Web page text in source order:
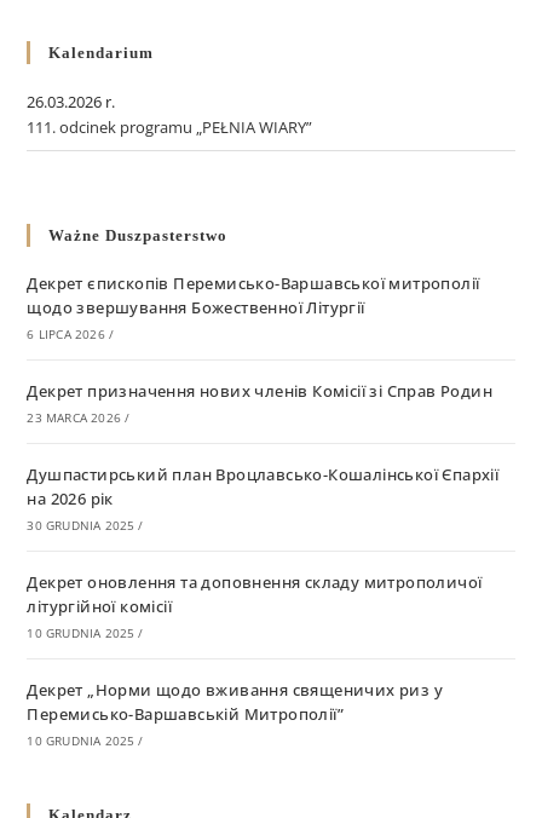
Kalendarium
26.03.2026 r.
111. odcinek programu „PEŁNIA WIARY”
Ważne Duszpasterstwo
Декрет єпископів Перемисько-Варшавської митрополії
щодо звершування Божественної Літургії
6 LIPCA 2026 /
Декрет призначення нових членів Комісії зі Справ Родин
23 MARCA 2026 /
Душпастирський план Вроцлавсько-Кошалінської Єпархії
на 2026 рік
30 GRUDNIA 2025 /
Декрет оновлення та доповнення складу митрополичої
літургійної комісії
10 GRUDNIA 2025 /
Декрет „Норми щодо вживання священичих риз у
Перемисько-Варшавській Митрополії”
10 GRUDNIA 2025 /